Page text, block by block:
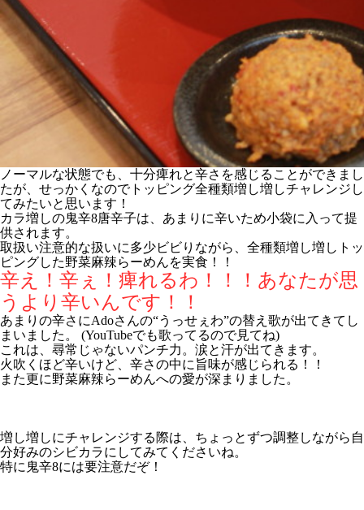
ノーマルな状態でも、十分痺れと辛さを感じることができまし
たが、せっかくなのでトッピング全種類増し増しチャレンジし
てみたいと思います！
カラ増しの鬼辛8唐辛子は、あまりに辛いため小袋に入って提
供されます。
取扱い注意的な扱いに多少ビビりながら、全種類増し増しトッ
ピングした野菜麻辣らーめんを実食！！
辛え！辛ぇ！痺れるわ！！！あなたが思
うより辛いんです！！
あまりの辛さにAdoさんの“うっせぇわ”の替え歌が出てきてし
まいました。 (YouTubeでも歌ってるので見てね)
これは、尋常じゃないパンチ力。涙と汗が出てきます。
火吹くほど辛いけど、辛さの中に旨味が感じられる！！
また更に野菜麻辣らーめんへの愛が深まりました。
増し増しにチャレンジする際は、ちょっとずつ調整しながら自
分好みのシビカラにしてみてくださいね。
特に鬼辛8には要注意だぞ！